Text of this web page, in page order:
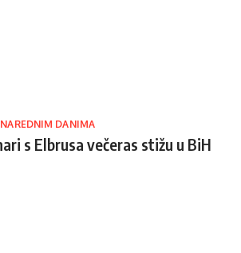
DANIMA
s Elbrusa večeras stižu u BiH